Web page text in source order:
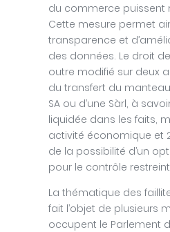
du commerce puissent
Cette mesure permet
transparence et
des données. Le droit
outre modifié sur deux
du transfert du manteau
SA ou d’une Sàrl, à
liquidée dans les faits,
activité économique et
de la possibilité d’un
pour le contrôle
La thématique des
fait l’objet de plusieurs
occupent le Parlement